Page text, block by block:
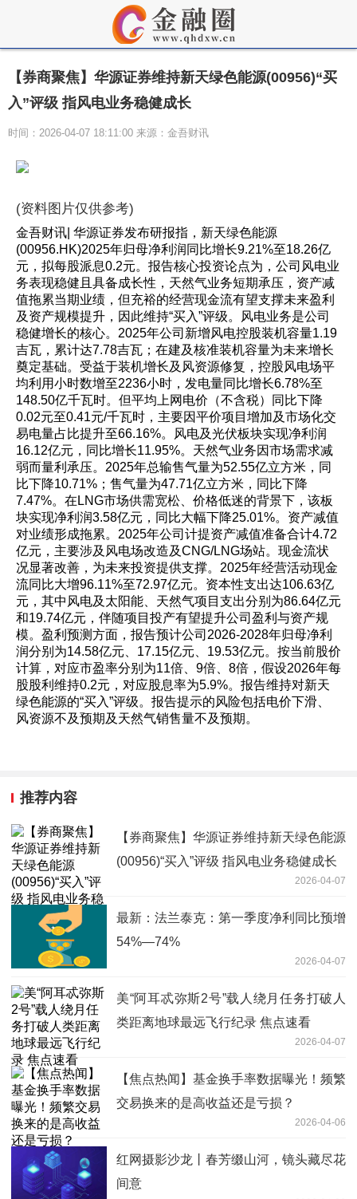
【券商聚焦】华源证券维持新天绿色能源(00956)“买
入”评级 指风电业务稳健成长
时间：2026-04-07 18:11:00 来源：金吾财讯
(资料图片仅供参考)
金吾财讯| 华源证券发布研报指，新天绿色能源
(00956.HK)2025年归母净利润同比增长9.21%至18.26亿
元，拟每股派息0.2元。报告核心投资论点为，公司风电业
务表现稳健且具备成长性，天然气业务短期承压，资产减
值拖累当期业绩，但充裕的经营现金流有望支撑未来盈利
及资产规模提升，因此维持“买入”评级。风电业务是公司
稳健增长的核心。2025年公司新增风电控股装机容量1.19
吉瓦，累计达7.78吉瓦；在建及核准装机容量为未来增长
奠定基础。受益于装机增长及风资源修复，控股风电场平
均利用小时数增至2236小时，发电量同比增长6.78%至
148.50亿千瓦时。但平均上网电价（不含税）同比下降
0.02元至0.41元/千瓦时，主要因平价项目增加及市场化交
易电量占比提升至66.16%。风电及光伏板块实现净利润
16.12亿元，同比增长11.95%。天然气业务因市场需求减
弱而量利承压。2025年总输售气量为52.55亿立方米，同
比下降10.71%；售气量为47.71亿立方米，同比下降
7.47%。在LNG市场供需宽松、价格低迷的背景下，该板
块实现净利润3.58亿元，同比大幅下降25.01%。资产减值
对业绩形成拖累。2025年公司计提资产减值准备合计4.72
亿元，主要涉及风电场改造及CNG/LNG场站。现金流状
况显著改善，为未来投资提供支撑。2025年经营活动现金
流同比大增96.11%至72.97亿元。资本性支出达106.63亿
元，其中风电及太阳能、天然气项目支出分别为86.64亿元
和19.74亿元，伴随项目投产有望提升公司盈利与资产规
模。盈利预测方面，报告预计公司2026-2028年归母净利
润分别为14.58亿元、17.15亿元、19.53亿元。按当前股价
计算，对应市盈率分别为11倍、9倍、8倍，假设2026年每
股股利维持0.2元，对应股息率为5.9%。报告维持对新天
绿色能源的“买入”评级。报告提示的风险包括电价下滑、
风资源不及预期及天然气销售量不及预期。
推荐内容
【券商聚焦】华源证券维持新天绿色能源
(00956)“买入”评级 指风电业务稳健成长
2026-04-07
最新：法兰泰克：第一季度净利同比预增
54%—74%
2026-04-07
美“阿耳忒弥斯2号”载人绕月任务打破人
类距离地球最远飞行纪录 焦点速看
2026-04-07
【焦点热闻】基金换手率数据曝光！频繁
交易换来的是高收益还是亏损？
2026-04-06
红网摄影沙龙丨春芳缀山河，镜头藏尽花
间意